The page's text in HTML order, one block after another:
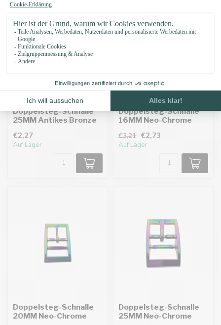
Doppelsteg-Schnalle
25MM Antikes Bronze
€2,27
Auf Lager
Doppelsteg-Schnalle
16MM Neo-Chrome
€3,21 €2,73
Auf Lager
Doppelsteg-Schnalle
20MM Neo-Chrome
Doppelsteg-Schnalle
25MM Neo-Chrome